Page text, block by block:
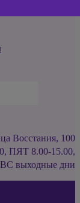
Восстания, 100
ПЯТ 8.00-15.00,
выходные дни